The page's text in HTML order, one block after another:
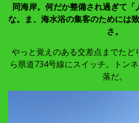
同海岸。何だか整備され過ぎて
な。ま、海水浴の集客のためには
さ。
やっと覚えのある交差点までたど
ら県道734号線にスイッチ。トン
落だ。